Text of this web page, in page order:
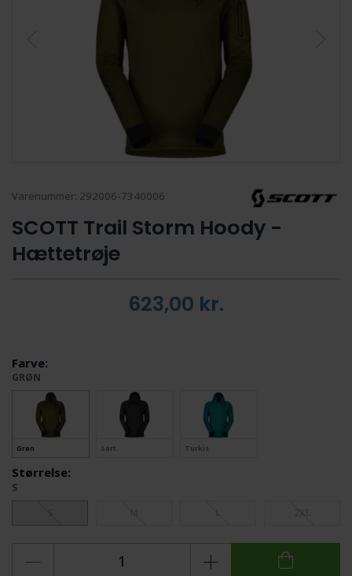
Varenummer: 292006-7340006
SCOTT Trail Storm Hoody -
Hættetrøje
623,00 kr.
Farve:
GRØN
Grøn Sort Turkis
Størrelse:
S